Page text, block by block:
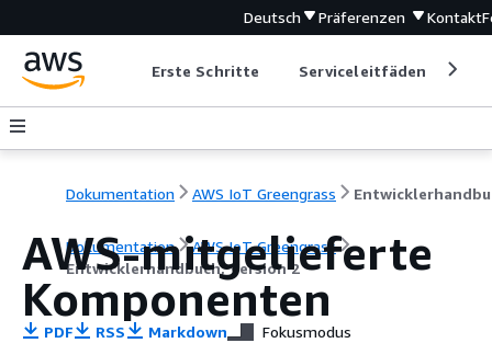
Deutsch Präferenzen Kontakt
Erste Schritte Serviceleitfäden
Dokumentation AWS IoT Greengrass
Dokumentation
AWS IoT Greengrass
Entwicklerhandbuch, Version 2
AWS-mitgelieferte
Komponenten
PDF RSS Markdown Fokusmodus